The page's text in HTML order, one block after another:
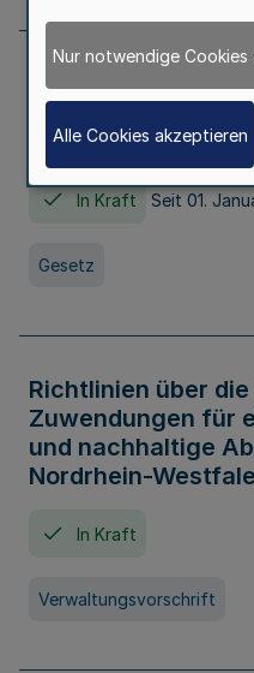
Erstes Gesetz zur
Kinder- und
KJHG -
In Kraft Seit 01.
Gesetz
Richtlinien über
Zuwendungen für
und nachhaltige
Nordrhein-
In Kraft
Verwaltungsvorschrift
Nur notwendige Cookies
Alle Cookies akzeptieren